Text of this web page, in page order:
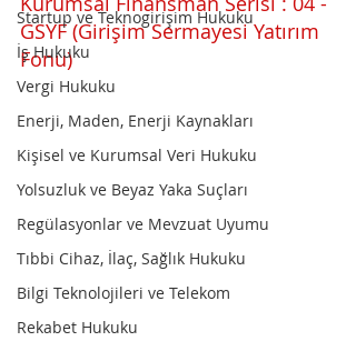
Startup ve Teknogirişim Hukuku
İş Hukuku
Vergi Hukuku
Enerji, Maden, Enerji Kaynakları
Kişisel ve Kurumsal Veri Hukuku
Yolsuzluk ve Beyaz Yaka Suçları
Regülasyonlar ve Mevzuat Uyumu
Tıbbi Cihaz, İlaç, Sağlık Hukuku
Bilgi Teknolojileri ve Telekom
Rekabet Hukuku
GSYF (Girişim Sermayesi Yatırım
Fonu)